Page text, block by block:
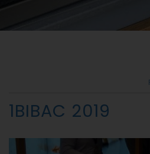
1BIBAC 2019